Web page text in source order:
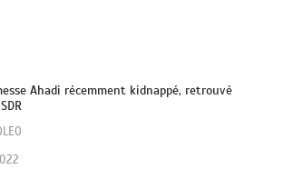
Ahadi récemment kidnappé, retrouvé